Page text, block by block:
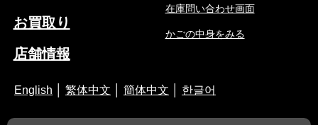
お買取り
店舗情報
在庫問い合わせ画面
かごの中身をみる
English 繁体中文 簡体中文 한글어